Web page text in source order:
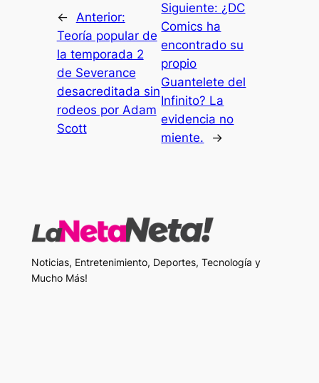
← Anterior:
Teoría popular de
la temporada 2
de Severance
desacreditada sin
rodeos por Adam
Scott
Siguiente: ¿DC
Comics ha
encontrado su
propio
Guantelete del
Infinito? La
evidencia no
miente.
→
Noticias, Entretenimiento, Deportes, Tecnología y
Mucho Más!